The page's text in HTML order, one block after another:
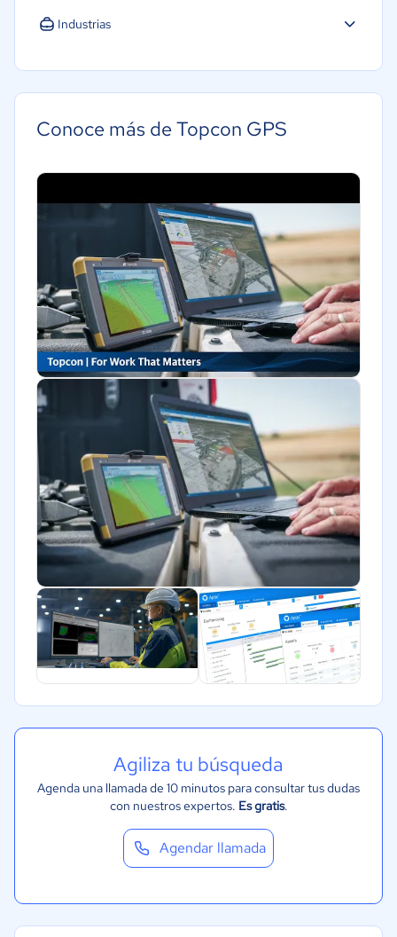
Mediana: 50 a 249 trabajadores
Industrias
Conoce más de Topcon GPS
Agiliza tu búsqueda
Agenda una llamada de 10 minutos para consultar tus dudas
con nuestros expertos. Es gratis.
Agendar llamada